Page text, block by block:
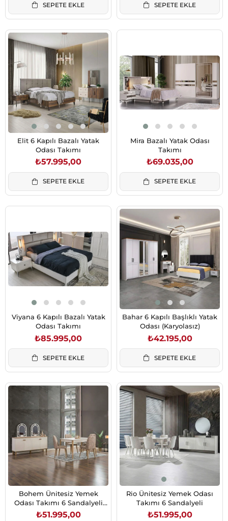
SEPETE EKLE SEPETE EKLE
Elit 6 Kapılı Bazalı Yatak
Odası Takımı
₺57.995,00
SEPETE EKLE
Mira Bazalı Yatak Odası
Takımı
₺69.035,00
SEPETE EKLE
Viyana 6 Kapılı Bazalı Yatak
Odası Takımı
₺85.995,00
SEPETE EKLE
Bahar 6 Kapılı Başlıklı Yatak
Odası (Karyolasız)
₺42.195,00
SEPETE EKLE
Bohem Ünitesiz Yemek
Odası Takımı 6 Sandalyeli
(6010 Gözde Sandalye)
₺51.995,00
Rio Ünitesiz Yemek Odası
Takımı 6 Sandalyeli
₺51.995,00